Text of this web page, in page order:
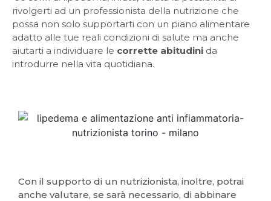
rivolgerti ad un professionista della nutrizione che
possa non solo supportarti con un piano alimentare
adatto alle tue reali condizioni di salute ma anche
aiutarti a individuare le corrette abitudini da
introdurre nella vita quotidiana.
Con il supporto di un nutrizionista, inoltre, potrai
anche valutare, se sarà necessario, di abbinare